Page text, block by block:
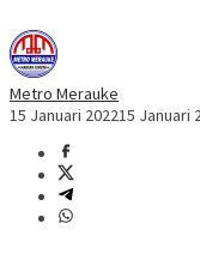
Metro Merauke
15 Januari 202215 Januari